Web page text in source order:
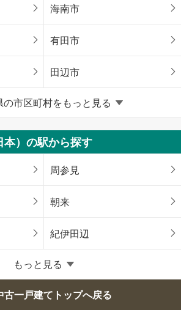
海南市
有田市
田辺市
岩出市
伊都郡かつらぎ町
有田郡湯浅町
有田郡有田川町
日高郡日高町
日高郡みなべ町
西牟婁郡白浜町
の市区町村をもっと見る
）の駅から探す
周参見
朝来
紀伊田辺
もっと見る
古一戸建てトップへ戻る